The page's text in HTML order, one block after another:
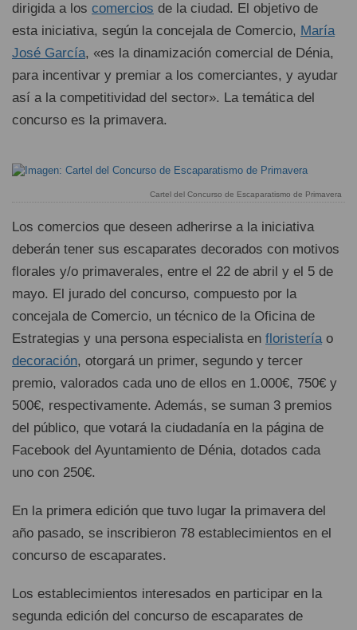
dirigida a los comercios de la ciudad. El objetivo de
esta iniciativa, según la concejala de Comercio, María
José García, «es la dinamización comercial de Dénia,
para incentivar y premiar a los comerciantes, y ayudar
así a la competitividad del sector». La temática del
concurso es la primavera.
Cartel del Concurso de Escaparatismo de Primavera
Los comercios que deseen adherirse a la iniciativa
deberán tener sus escaparates decorados con motivos
florales y/o primaverales, entre el 22 de abril y el 5 de
mayo. El jurado del concurso, compuesto por la
concejala de Comercio, un técnico de la Oficina de
Estrategias y una persona especialista en floristeríao
decoración, otorgará un primer, segundo y tercer
premio, valorados cada uno de ellos en 1.000€, 750€ y
500€, respectivamente. Además, se suman 3 premios
del público, que votará la ciudadanía en la página de
Facebook del Ayuntamiento de Dénia, dotados cada
uno con 250€.
En la primera edición que tuvo lugar la primavera del
año pasado, se inscribieron 78 establecimientos en el
concurso de escaparates.
Los establecimientos interesados en participar en la
segunda edición del concurso de escaparates de